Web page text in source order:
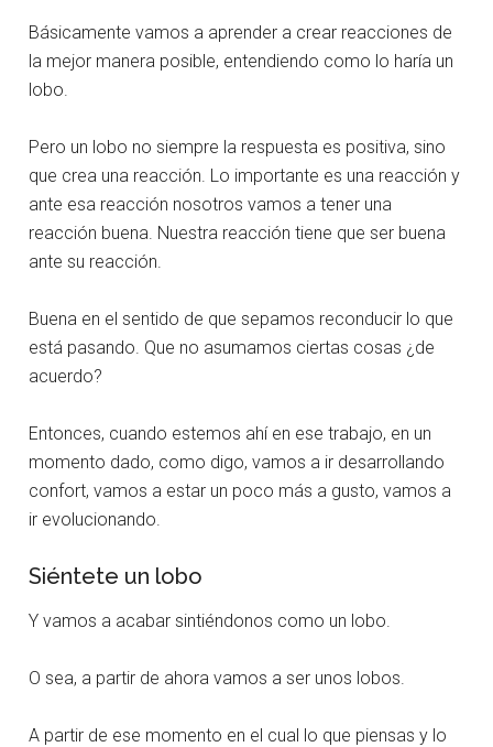
Básicamente vamos a aprender a crear reacciones de
la mejor manera posible, entendiendo como lo haría un
lobo.
Pero un lobo no siempre la respuesta es positiva, sino
que crea una reacción. Lo importante es una reacción y
ante esa reacción nosotros vamos a tener una
reacción buena. Nuestra reacción tiene que ser buena
ante su reacción.
Buena en el sentido de que sepamos reconducir lo que
está pasando. Que no asumamos ciertas cosas ¿de
acuerdo?
Entonces, cuando estemos ahí en ese trabajo, en un
momento dado, como digo, vamos a ir desarrollando
confort, vamos a estar un poco más a gusto, vamos a
ir evolucionando.
Siéntete un lobo
Y vamos a acabar sintiéndonos como un lobo.
O sea, a partir de ahora vamos a ser unos lobos.
A partir de ese momento en el cual lo que piensas y lo